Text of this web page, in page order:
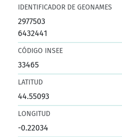
IDENTIFICADOR DE GEONAMES
2977503
6432441
CÓDIGO INSEE
33465
LATITUD
44.55093
LONGITUD
-0.22034